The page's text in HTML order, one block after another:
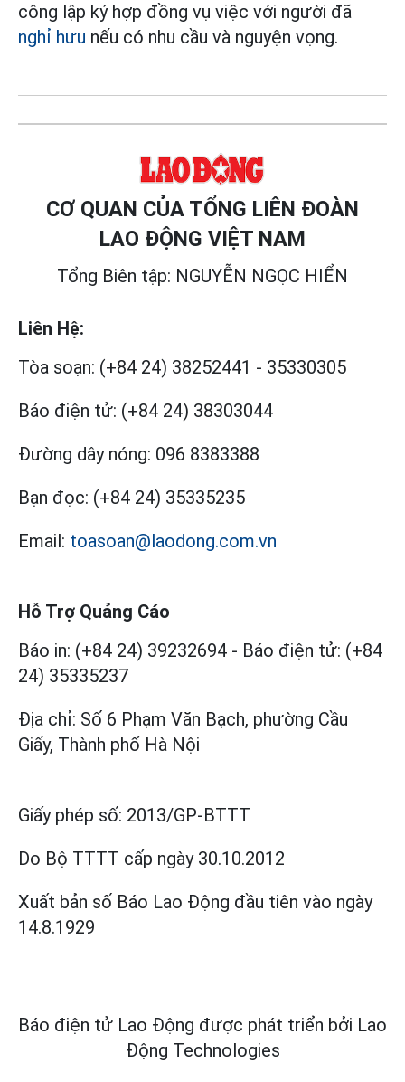
công lập ký hợp đồng vụ việc với người đã
nghỉ hưu nếu có nhu cầu và nguyện vọng.
CƠ QUAN CỦA TỔNG LIÊN ĐOÀN
LAO ĐỘNG VIỆT NAM
Tổng Biên tập: NGUYỄN NGỌC HIỂN
Liên Hệ:
Tòa soạn: (+84 24) 38252441 - 35330305
Báo điện tử: (+84 24) 38303044
Đường dây nóng: 096 8383388
Bạn đọc: (+84 24) 35335235
Email: toasoan@laodong.com.vn
Hỗ Trợ Quảng Cáo
Báo in: (+84 24) 39232694 - Báo điện tử: (+84
24) 35335237
Địa chỉ: Số 6 Phạm Văn Bạch, phường Cầu
Giấy, Thành phố Hà Nội
Giấy phép số: 2013/GP-BTTT
Do Bộ TTTT cấp ngày 30.10.2012
Xuất bản số Báo Lao Động đầu tiên vào ngày
14.8.1929
Báo điện tử Lao Động được phát triển bởi Lao
Động Technologies